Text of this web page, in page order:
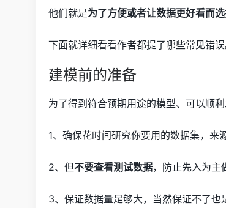
他们就是为了方便或者让数据更好看而
下面就详细看看作者都提了哪些常见错误
建模前的准备
为了得到符合预期用途的模型、可以顺
1、确保花时间研究你要用的数据集，来
2、但不要查看测试数据，防止先入为主
3、保证数据量足够大，当然保证不了也